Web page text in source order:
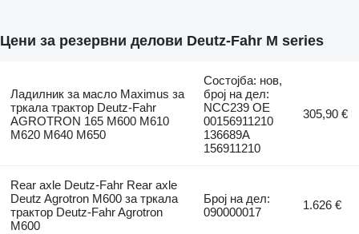
Цени за резервни делови Deutz-Fahr M series
Ладилник за масло Maximus за
тркала трактор Deutz-Fahr
AGROTRON 165 M600 M610
M620 M640 M650
Состојба: нов,
број на дел:
NCC239 OE
00156911210
136689A
156911210
305,90 €
Rear axle Deutz-Fahr Rear axle
Deutz Agrotron M600 за тркала
трактор Deutz-Fahr Agrotron
M600
Број на дел:
090000017
1.626 €